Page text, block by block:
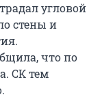
угловой
стены и
что по
СК тем